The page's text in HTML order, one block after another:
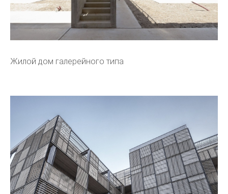
Жилой дом галерейного типа